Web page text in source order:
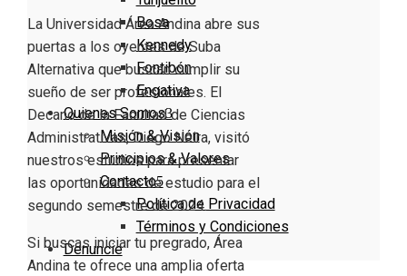
Bosa
Kennedy
Fontibón
Engativa
Quienes Somos
Misión & Visión
Principios & Valores
Contacto
Política de Privacidad
Términos y Condiciones
Denuncie
La Universidad Área Andina abre sus
puertas a los oyentes de Suba
Alternativa que buscan cumplir su
sueño de ser profesionales. El
Decano de la Facultad de Ciencias
Administrativas, Diego Neira, visitó
nuestros estudios para presentar
las oportunidades de estudio para el
segundo semestre de 2024.
Si buscas iniciar tu pregrado, Área
Andina te ofrece una amplia oferta